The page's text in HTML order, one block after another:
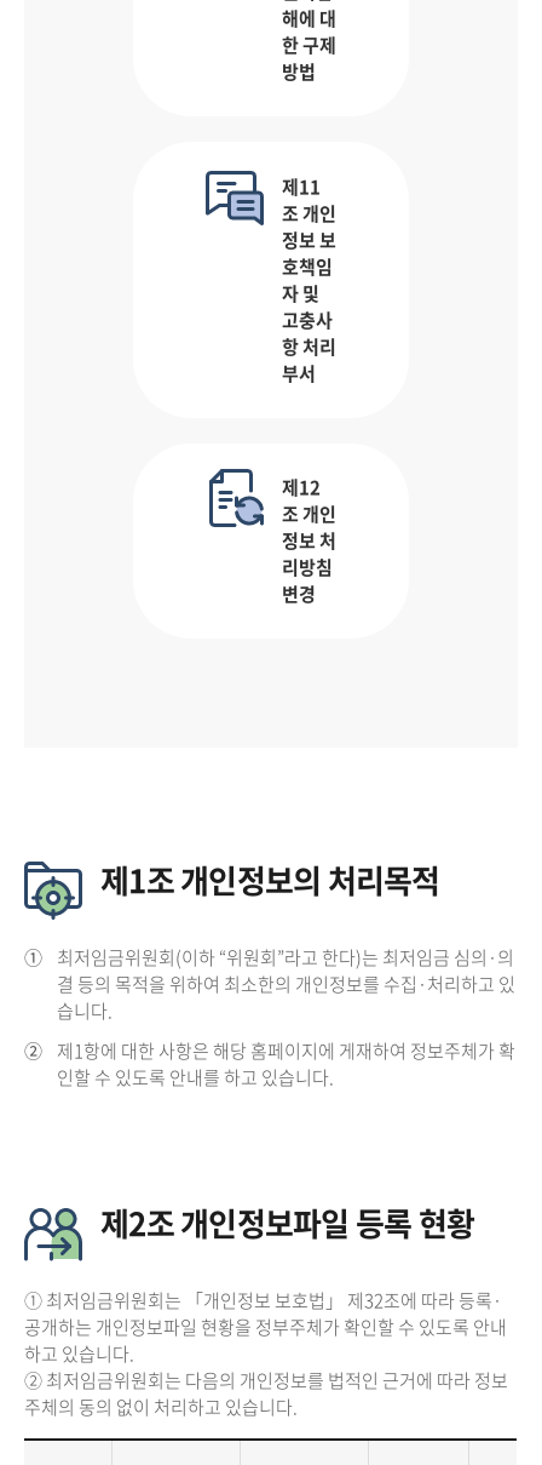
해에 대
한 구제
방법
제11
조 개인
정보 보
호책임
자 및
고충사
항 처리
부서
제12
조 개인
정보 처
리방침
변경
제1조 개인정보의 처리목적
① 최저임금위원회(이하 “위원회”라고 한다)는 최저임금 심의·의
결 등의 목적을 위하여 최소한의 개인정보를 수집·처리하고 있
습니다.
② 제1항에 대한 사항은 해당 홈페이지에 게재하여 정보주체가 확
인할 수 있도록 안내를 하고 있습니다.
제2조 개인정보파일 등록 현황
① 최저임금위원회는 「개인정보 보호법」 제32조에 따라 등록·
공개하는 개인정보파일 현황을 정부주체가 확인할 수 있도록 안내
하고 있습니다.
② 최저임금위원회는 다음의 개인정보를 법적인 근거에 따라 정보
주체의 동의 없이 처리하고 있습니다.